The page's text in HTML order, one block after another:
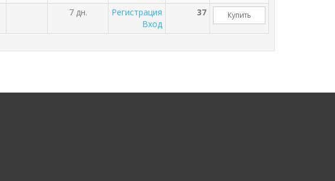
7 дн.
Регистрация
Вход
37 Купить